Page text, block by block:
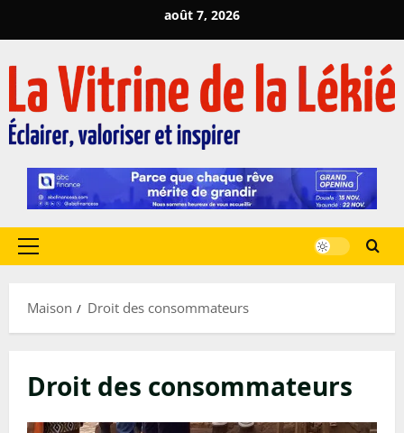
au
août 7, 2026
Menu
Maison
Droit des consommateurs
Droit des consommateurs